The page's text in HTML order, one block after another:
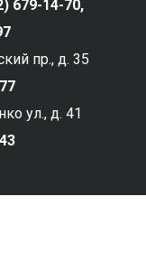
679-14-70,
пр., д. 35
ул., д. 41